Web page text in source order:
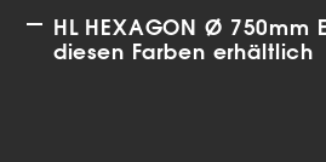
HL HEXAGON Ø 750mm
diesen Farben erhältlich